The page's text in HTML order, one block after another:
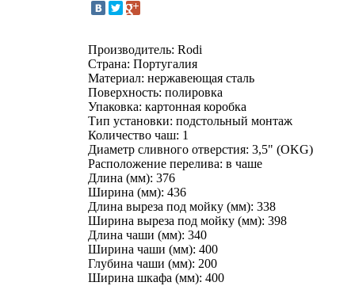
Производитель: Rodi
Страна: Португалия
Материал: нержавеющая сталь
Поверхность: полировка
Упаковка: картонная коробка
Тип установки: подстольный монтаж
Количество чаш: 1
Диаметр сливного отверстия: 3,5" (OKG)
Расположение перелива: в чаше
Длина (мм): 376
Ширина (мм): 436
Длина выреза под мойку (мм): 338
Ширина выреза под мойку (мм): 398
Длина чаши (мм): 340
Ширина чаши (мм): 400
Глубина чаши (мм): 200
Ширина шкафа (мм): 400